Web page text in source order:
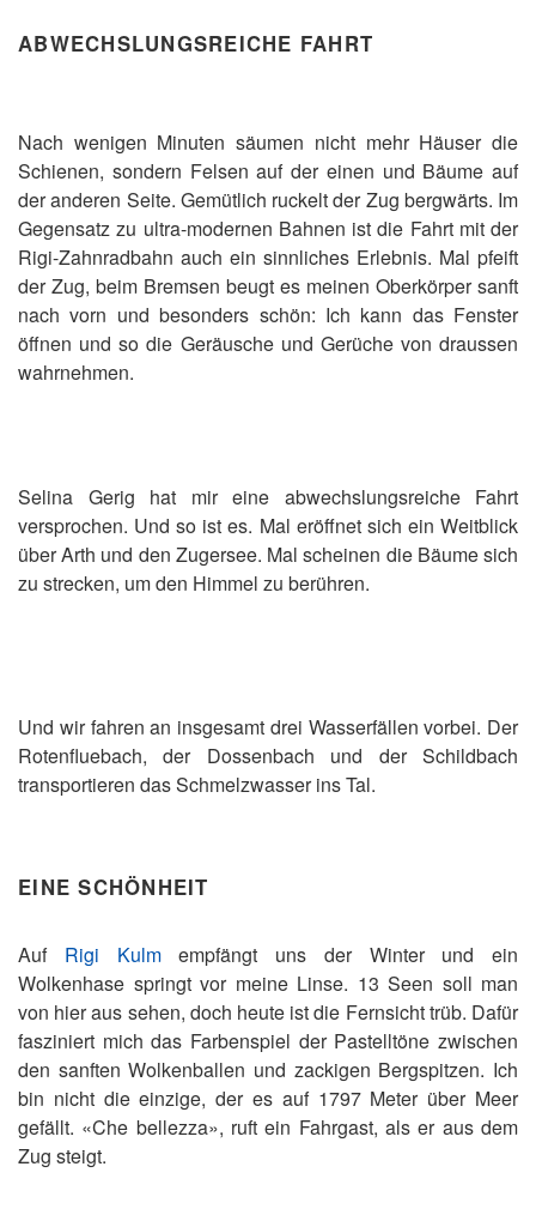
ABWECHSLUNGSREICHE FAHRT
Nach wenigen Minuten säumen nicht mehr Häuser die
Schienen, sondern Felsen auf der einen und Bäume auf
der anderen Seite. Gemütlich ruckelt der Zug bergwärts. Im
Gegensatz zu ultra-modernen Bahnen ist die Fahrt mit der
Rigi-Zahnradbahn auch ein sinnliches Erlebnis. Mal pfeift
der Zug, beim Bremsen beugt es meinen Oberkörper sanft
nach vorn und besonders schön: Ich kann das Fenster
öffnen und so die Geräusche und Gerüche von draussen
wahrnehmen.
Selina Gerig hat mir eine abwechslungsreiche Fahrt
versprochen. Und so ist es. Mal eröffnet sich ein Weitblick
über Arth und den Zugersee. Mal scheinen die Bäume sich
zu strecken, um den Himmel zu berühren.
Und wir fahren an insgesamt drei Wasserfällen vorbei. Der
Rotenfluebach, der Dossenbach und der Schildbach
transportieren das Schmelzwasser ins Tal.
EINE SCHÖNHEIT
Auf Rigi Kulmempfängt uns der Winter und ein
Wolkenhase springt vor meine Linse. 13 Seen soll man
von hier aus sehen, doch heute ist die Fernsicht trüb. Dafür
fasziniert mich das Farbenspiel der Pastelltöne zwischen
den sanften Wolkenballen und zackigen Bergspitzen. Ich
bin nicht die einzige, der es auf 1797 Meter über Meer
gefällt. «Che bellezza», ruft ein Fahrgast, als er aus dem
Zug steigt.